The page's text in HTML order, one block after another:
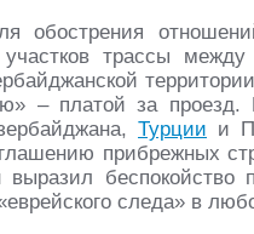
обострения
трассы
– платой за
Турции и
прибрежных
выразил
следа» в